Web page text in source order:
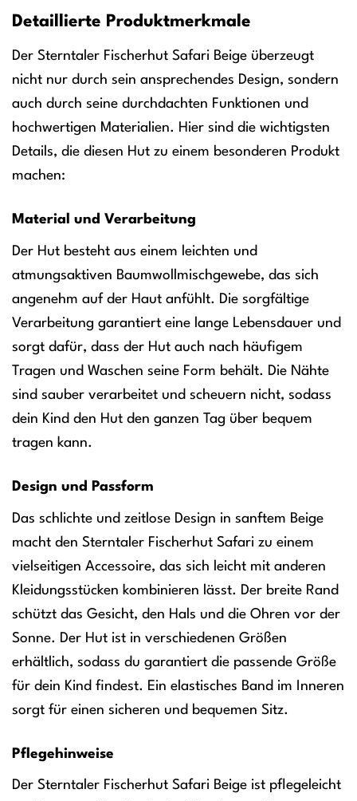
Detaillierte Produktmerkmale
Der Sterntaler Fischerhut Safari Beige überzeugt
nicht nur durch sein ansprechendes Design, sondern
auch durch seine durchdachten Funktionen und
hochwertigen Materialien. Hier sind die wichtigsten
Details, die diesen Hut zu einem besonderen Produkt
machen:
Material und Verarbeitung
Der Hut besteht aus einem leichten und
atmungsaktiven Baumwollmischgewebe, das sich
angenehm auf der Haut anfühlt. Die sorgfältige
Verarbeitung garantiert eine lange Lebensdauer und
sorgt dafür, dass der Hut auch nach häufigem
Tragen und Waschen seine Form behält. Die Nähte
sind sauber verarbeitet und scheuern nicht, sodass
dein Kind den Hut den ganzen Tag über bequem
tragen kann.
Design und Passform
Das schlichte und zeitlose Design in sanftem Beige
macht den Sterntaler Fischerhut Safari zu einem
vielseitigen Accessoire, das sich leicht mit anderen
Kleidungsstücken kombinieren lässt. Der breite Rand
schützt das Gesicht, den Hals und die Ohren vor der
Sonne. Der Hut ist in verschiedenen Größen
erhältlich, sodass du garantiert die passende Größe
für dein Kind findest. Ein elastisches Band im Inneren
sorgt für einen sicheren und bequemen Sitz.
Pflegehinweise
Der Sterntaler Fischerhut Safari Beige ist pflegeleicht